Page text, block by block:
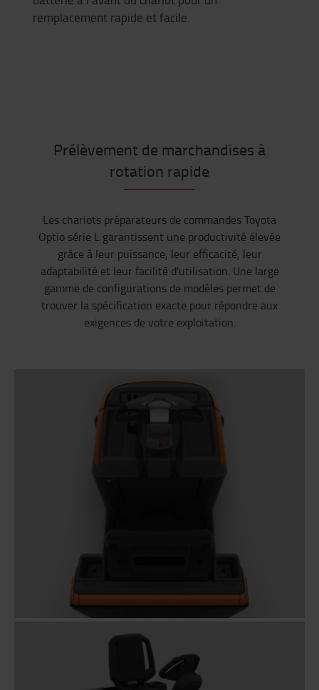
remplacement rapide et facile.
Prélèvement de marchandises à
rotation rapide
Les chariots préparateurs de commandes Toyota
Optio série L garantissent une productivité élevée
grâce à leur puissance, leur efficacité, leur
adaptabilité et leur facilité d'utilisation. Une large
gamme de configurations de modèles permet de
trouver la spécification exacte pour répondre aux
exigences de votre exploitation.